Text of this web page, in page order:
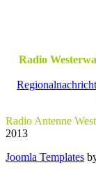
Radio
Radio Antenne
2013
Joomla Templates